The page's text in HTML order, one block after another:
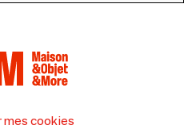
cookies